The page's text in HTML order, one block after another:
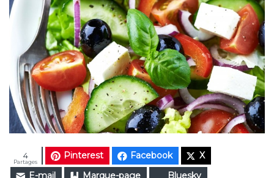
Pinterest Facebook
X
E-mail
Marque-page Bluesky
Partages
4